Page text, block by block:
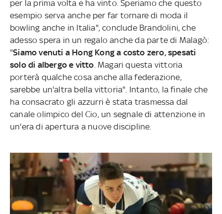
per la prima volta e ha vinto. Speriamo che questo
esempio serva anche per far tornare di moda il
bowling anche in Italia", conclude Brandolini, che
adesso spera in un regalo anche da parte di Malagò:
"Siamo venuti a Hong Kong a costo zero, spesati
solo di albergo e vitto. Magari questa vittoria
porterà qualche cosa anche alla federazione,
sarebbe un'altra bella vittoria". Intanto, la finale che
ha consacrato gli azzurri è stata trasmessa dal
canale olimpico del Cio, un segnale di attenzione in
un'era di apertura a nuove discipline.